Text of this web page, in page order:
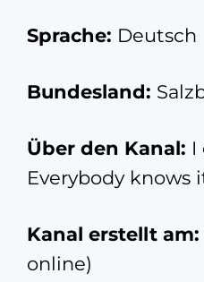
Sprache: Deutsch
Bundesland:
Über den Kanal: I
Everybody knows
Kanal erstellt am:
online)